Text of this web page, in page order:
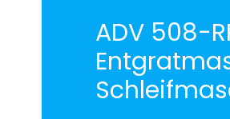
ADV 508-